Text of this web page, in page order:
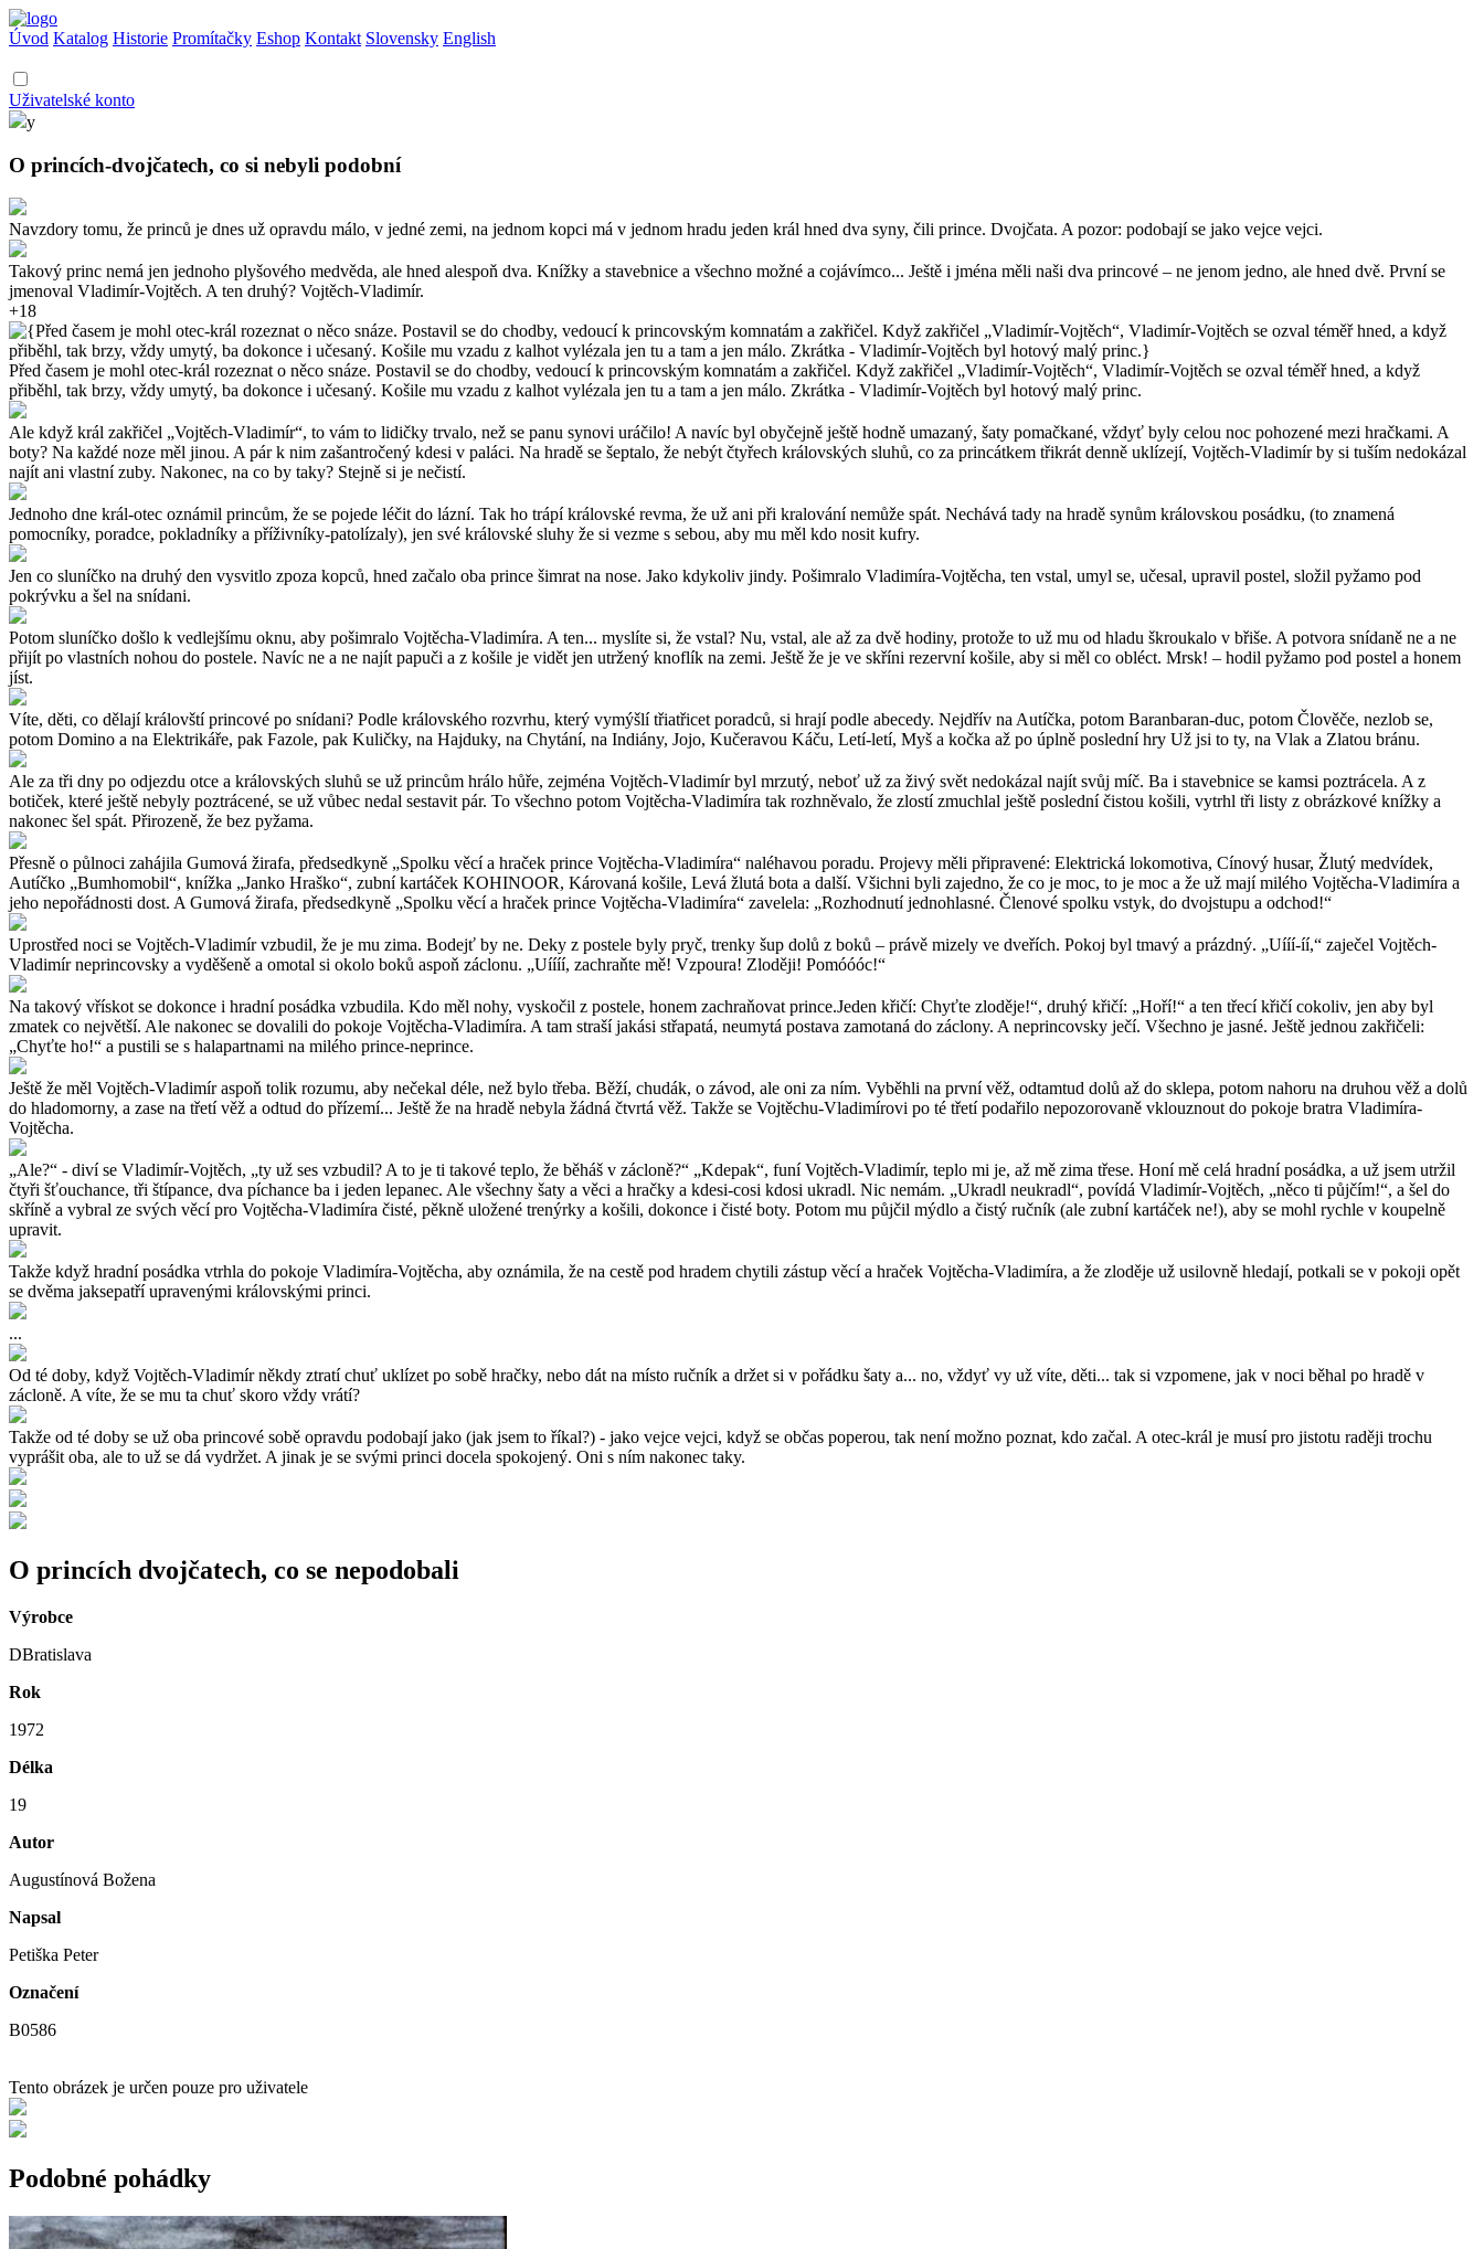
Úvod Katalog Historie Promítačky Eshop Kontakt Slovensky English
Uživatelské konto
y
O princích-dvojčatech, co si nebyli podobní
Navzdory tomu, že princů je dnes už opravdu málo, v jedné zemi, na jednom kopci má v jednom hradu jeden král hned dva syny, čili prince. Dvojčata. A pozor: podobají se jako vejce vejci.
Takový princ nemá jen jednoho plyšového medvěda, ale hned alespoň dva. Knížky a stavebnice a všechno možné a cojávímco... Ještě i jména měli naši dva princové – ne jenom jedno, ale hned dvě. První se
jmenoval Vladimír-Vojtěch. A ten druhý? Vojtěch-Vladimír.
+18
Před časem je mohl otec-král rozeznat o něco snáze. Postavil se do chodby, vedoucí k princovským komnatám a zakřičel. Když zakřičel „Vladimír-Vojtěch“, Vladimír-Vojtěch se ozval téměř hned, a když
přiběhl, tak brzy, vždy umytý, ba dokonce i učesaný. Košile mu vzadu z kalhot vylézala jen tu a tam a jen málo. Zkrátka - Vladimír-Vojtěch byl hotový malý princ.
Ale když král zakřičel „Vojtěch-Vladimír“, to vám to lidičky trvalo, než se panu synovi uráčilo! A navíc byl obyčejně ještě hodně umazaný, šaty pomačkané, vždyť byly celou noc pohozené mezi hračkami. A
boty? Na každé noze měl jinou. A pár k nim zašantročený kdesi v paláci. Na hradě se šeptalo, že nebýt čtyřech královských sluhů, co za princátkem třikrát denně uklízejí, Vojtěch-Vladimír by si tuším nedokázal
najít ani vlastní zuby. Nakonec, na co by taky? Stejně si je nečistí.
Jednoho dne král-otec oznámil princům, že se pojede léčit do lázní. Tak ho trápí královské revma, že už ani při kralování nemůže spát. Nechává tady na hradě synům královskou posádku, (to znamená
pomocníky, poradce, pokladníky a příživníky-patolízaly), jen své královské sluhy že si vezme s sebou, aby mu měl kdo nosit kufry.
Jen co sluníčko na druhý den vysvitlo zpoza kopců, hned začalo oba prince šimrat na nose. Jako kdykoliv jindy. Pošimralo Vladimíra-Vojtěcha, ten vstal, umyl se, učesal, upravil postel, složil pyžamo pod
pokrývku a šel na snídani.
Potom sluníčko došlo k vedlejšímu oknu, aby pošimralo Vojtěcha-Vladimíra. A ten... myslíte si, že vstal? Nu, vstal, ale až za dvě hodiny, protože to už mu od hladu škroukalo v břiše. A potvora snídaně ne a ne
přijít po vlastních nohou do postele. Navíc ne a ne najít papuči a z košile je vidět jen utržený knoflík na zemi. Ještě že je ve skříni rezervní košile, aby si měl co obléct. Mrsk! – hodil pyžamo pod postel a honem
jíst.
Víte, děti, co dělají královští princové po snídani? Podle královského rozvrhu, který vymýšlí třiatřicet poradců, si hrají podle abecedy. Nejdřív na Autíčka, potom Baranbaran-duc, potom Člověče, nezlob se,
potom Domino a na Elektrikáře, pak Fazole, pak Kuličky, na Hajduky, na Chytání, na Indiány, Jojo, Kučeravou Káču, Letí-letí, Myš a kočka až po úplně poslední hry Už jsi to ty, na Vlak a Zlatou bránu.
Ale za tři dny po odjezdu otce a královských sluhů se už princům hrálo hůře, zejména Vojtěch-Vladimír byl mrzutý, neboť už za živý svět nedokázal najít svůj míč. Ba i stavebnice se kamsi poztrácela. A z
botiček, které ještě nebyly poztrácené, se už vůbec nedal sestavit pár. To všechno potom Vojtěcha-Vladimíra tak rozhněvalo, že zlostí zmuchlal ještě poslední čistou košili, vytrhl tři listy z obrázkové knížky a
nakonec šel spát. Přirozeně, že bez pyžama.
Přesně o půlnoci zahájila Gumová žirafa, předsedkyně „Spolku věcí a hraček prince Vojtěcha-Vladimíra“ naléhavou poradu. Projevy měli připravené: Elektrická lokomotiva, Cínový husar, Žlutý medvídek,
Autíčko „Bumhomobil“, knížka „Janko Hraško“, zubní kartáček KOHINOOR, Károvaná košile, Levá žlutá bota a další. Všichni byli zajedno, že co je moc, to je moc a že už mají milého Vojtěcha-Vladimíra a
jeho nepořádnosti dost. A Gumová žirafa, předsedkyně „Spolku věcí a hraček prince Vojtěcha-Vladimíra“ zavelela: „Rozhodnutí jednohlasné. Členové spolku vstyk, do dvojstupu a odchod!“
Uprostřed noci se Vojtěch-Vladimír vzbudil, že je mu zima. Bodejť by ne. Deky z postele byly pryč, trenky šup dolů z boků – právě mizely ve dveřích. Pokoj byl tmavý a prázdný. „Uííí-íí,“ zaječel Vojtěch-
Vladimír neprincovsky a vyděšeně a omotal si okolo boků aspoň záclonu. „Uíííí, zachraňte mě! Vzpoura! Zloději! Pomóóóc!“
Na takový vřískot se dokonce i hradní posádka vzbudila. Kdo měl nohy, vyskočil z postele, honem zachraňovat prince.Jeden křičí: Chyťte zloděje!“, druhý křičí: „Hoří!“ a ten třecí křičí cokoliv, jen aby byl
zmatek co největší. Ale nakonec se dovalili do pokoje Vojtěcha-Vladimíra. A tam straší jakási střapatá, neumytá postava zamotaná do záclony. A neprincovsky ječí. Všechno je jasné. Ještě jednou zakřičeli:
„Chyťte ho!“ a pustili se s halapartnami na milého prince-neprince.
Ještě že měl Vojtěch-Vladimír aspoň tolik rozumu, aby nečekal déle, než bylo třeba. Běží, chudák, o závod, ale oni za ním. Vyběhli na první věž, odtamtud dolů až do sklepa, potom nahoru na druhou věž a dolů
do hladomorny, a zase na třetí věž a odtud do přízemí... Ještě že na hradě nebyla žádná čtvrtá věž. Takže se Vojtěchu-Vladimírovi po té třetí podařilo nepozorovaně vklouznout do pokoje bratra Vladimíra-
Vojtěcha.
„Ale?“ - diví se Vladimír-Vojtěch, „ty už ses vzbudil? A to je ti takové teplo, že běháš v zácloně?“ „Kdepak“, funí Vojtěch-Vladimír, teplo mi je, až mě zima třese. Honí mě celá hradní posádka, a už jsem utržil
čtyři šťouchance, tři štípance, dva píchance ba i jeden lepanec. Ale všechny šaty a věci a hračky a kdesi-cosi kdosi ukradl. Nic nemám. „Ukradl neukradl“, povídá Vladimír-Vojtěch, „něco ti půjčím!“, a šel do
skříně a vybral ze svých věcí pro Vojtěcha-Vladimíra čisté, pěkně uložené trenýrky a košili, dokonce i čisté boty. Potom mu půjčil mýdlo a čistý ručník (ale zubní kartáček ne!), aby se mohl rychle v koupelně
upravit.
Takže když hradní posádka vtrhla do pokoje Vladimíra-Vojtěcha, aby oznámila, že na cestě pod hradem chytili zástup věcí a hraček Vojtěcha-Vladimíra, a že zloděje už usilovně hledají, potkali se v pokoji opět
se dvěma jaksepatří upravenými královskými princi.
...
Od té doby, když Vojtěch-Vladimír někdy ztratí chuť uklízet po sobě hračky, nebo dát na místo ručník a držet si v pořádku šaty a... no, vždyť vy už víte, děti... tak si vzpomene, jak v noci běhal po hradě v
zácloně. A víte, že se mu ta chuť skoro vždy vrátí?
Takže od té doby se už oba princové sobě opravdu podobají jako (jak jsem to říkal?) - jako vejce vejci, když se občas poperou, tak není možno poznat, kdo začal. A otec-král je musí pro jistotu raději trochu
vyprášit oba, ale to už se dá vydržet. A jinak je se svými princi docela spokojený. Oni s ním nakonec taky.
O princích dvojčatech, co se nepodobali
Výrobce
DBratislava
Rok
1972
Délka
19
Autor
Augustínová Božena
Napsal
Petiška Peter
Označení
B0586
Tento obrázek je určen pouze pro uživatele
Podobné pohádky